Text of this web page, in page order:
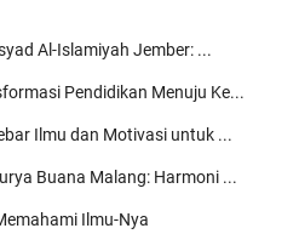
istiqomah kang..
mugi kito sedanten saget nderek
Al-Islamiyah Jember: ...
Pendidikan Menuju Ke...
Ilmu dan Motivasi untuk ...
Buana Malang: Harmoni ...
Ilmu-Nya